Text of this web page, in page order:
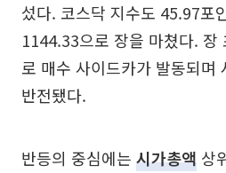
섰다. 코스닥 지수도 45.97포
1144.33으로 장을 마쳤다. 장
로 매수 사이드카가 발동되며
반전됐다.
반등의 중심에는 시가총액 상